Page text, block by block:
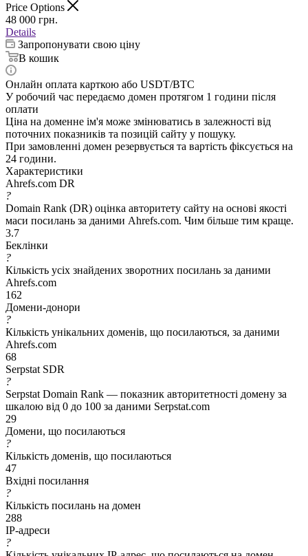
Price Options
48 000 грн.
Details
Запропонувати свою ціну
В кошик
Онлайн оплата карткою або USDT/BTC
У робочий час передаємо домен протягом 1 години після
оплати
Ціна на доменне ім'я може змінюватись в залежності від
поточних показників та позицій сайту у пошуку.
При замовленні домен резервується та вартість фіксується на
24 години.
Характеристики
Ahrefs.com DR
?
Domain Rank (DR) оцінка авторитету сайту на основі якості
маси посилань за даними Ahrefs.com. Чим більше тим краще.
3.7
Беклінки
?
Кількість усіх знайдених зворотних посилань за даними
Ahrefs.com
162
Домени-донори
?
Кількість унікальних доменів, що посилаються, за даними
Ahrefs.com
68
Serpstat SDR
?
Serpstat Domain Rank — показник авторитетності домену за
шкалою від 0 до 100 за даними Serpstat.com
29
Домени, що посилаються
?
Кількість доменів, що посилаються
47
Вхідні посилання
?
Кількість посилань на домен
288
IP-адреси
?